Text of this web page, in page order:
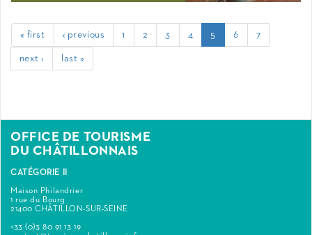
« first ‹ previous 1 2 3 4 5 6 7
next › last »
OFFICE DE TOURISME
DU CHÂTILLONNAIS
CATÉGORIE II
Maison Philandrier
1 rue du Bourg
21400 CHÂTILLON-SUR-SEINE
+33 (0)3 80 91 13 19